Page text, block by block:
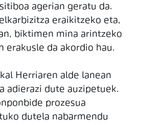
agerian geratu da.
eraikitzeko eta,
biktimen mina arintzeko
erakusle da akordio hau.
Herriaren alde lanean
adierazi dute auzipetuek.
prozesua
dutela nabarmendu